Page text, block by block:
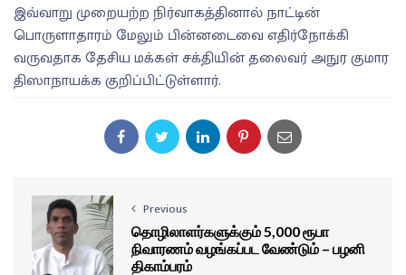
இவ்வாறு முறையற்ற நிர்வாகத்தினால் நாட்டின்
பொருளாதாரம் மேலும் பின்னடைவை எதிர்நோக்கி
வருவதாக தேசிய மக்கள் சக்தியின் தலைவர் அநுர குமார
திஸாநாயக்க குறிப்பிட்டுள்ளார்.
Previous
தொழிலாளர்களுக்கும் 5,000 ரூபா
நிவாரணம் வழங்கப்பட வேண்டும் – பழனி
திகாம்பரம்